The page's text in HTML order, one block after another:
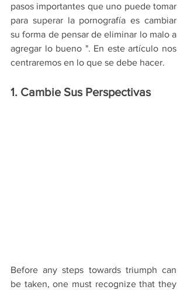
pasos importantes que uno puede tomar
para superar la pornografía es cambiar
su forma de pensar de eliminar lo malo a
agregar lo bueno ". En este artículo nos
centraremos en lo que se debe hacer.
1. Cambie Sus Perspectivas
Before any steps towards triumph can
be taken, one must recognize that they